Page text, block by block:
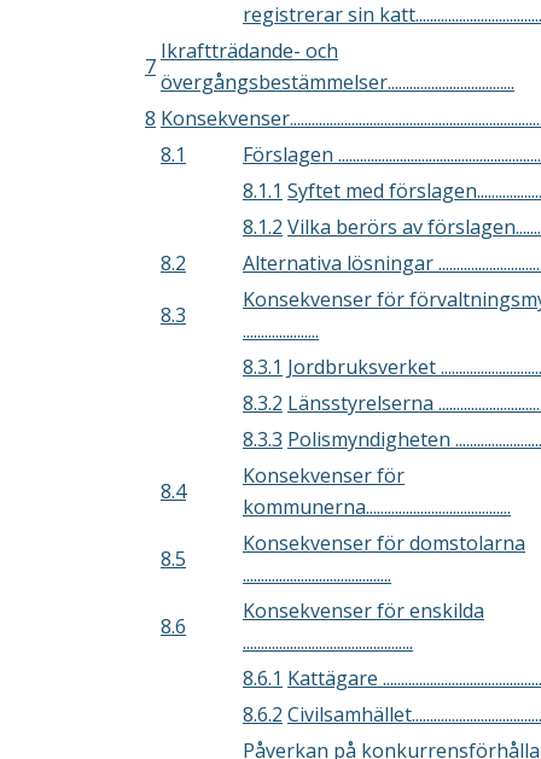
registrerar sin
7
Ikraftträdande- och
övergångsbestämmelser...................................
8
8.1
Förslagen
8.1.1 Syftet med
8.1.2 Vilka berörs av
8.2
Alternativa lösningar
8.3
Konsekvenser för
.....................
8.3.1 Jordbruksverket
8.3.2 Länsstyrelserna
8.3.3 Polismyndigheten
8.4
Konsekvenser för
kommunerna........................................
8.5
Konsekvenser för domstolarna
.........................................
8.6
Konsekvenser för enskilda
...............................................
8.6.1 Kattägare
8.6.2
Påverkan på